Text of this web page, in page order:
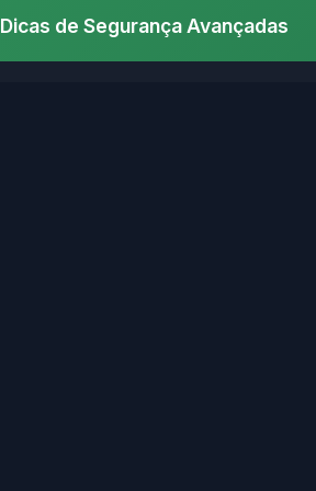
Dicas de Segurança Avançadas